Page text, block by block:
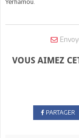
VOUS AIMEZ
PARTAGER